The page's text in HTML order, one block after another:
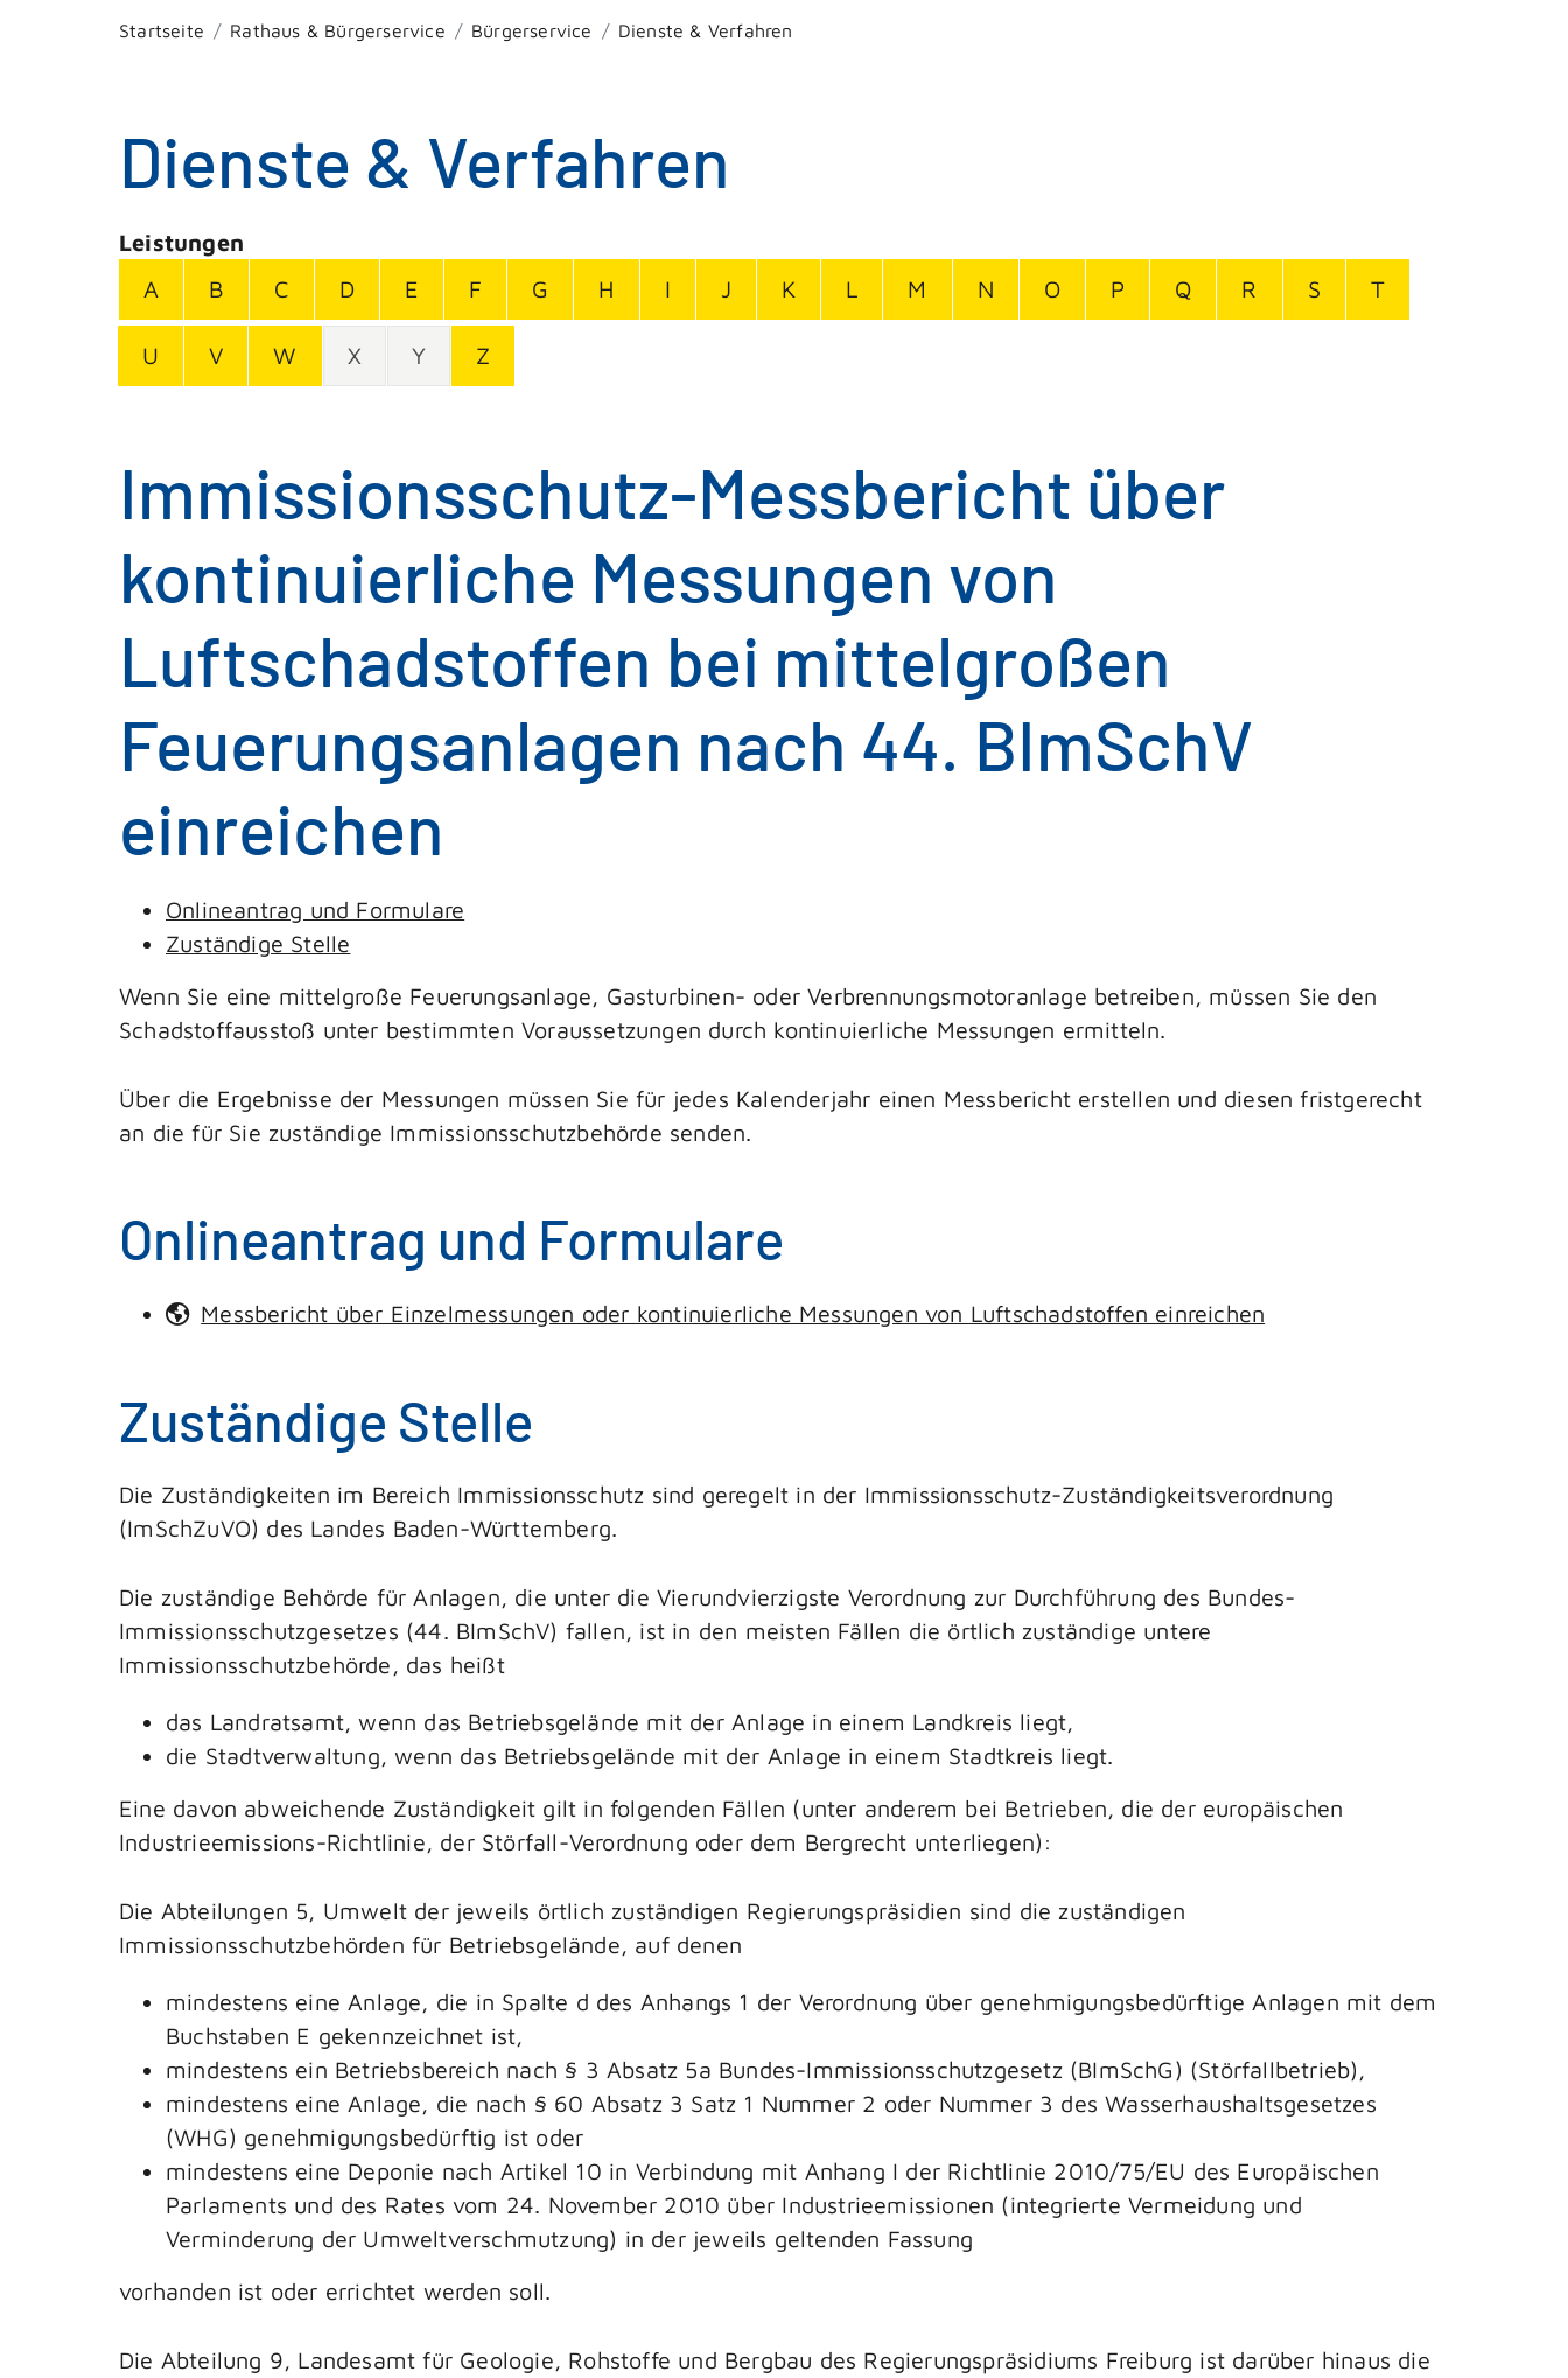
Startseite Rathaus & Bürgerservice Bürgerservice Dienste & Verfahren
Dienste & Verfahren
Leistungen
A
B C D E F G H I J K L M N O P Q R S T
U V W X Y Z
Immissionsschutz-Messbericht über
kontinuierliche Messungen von
Luftschadstoffen bei mittelgroßen
Feuerungsanlagen nach 44. BImSchV
einreichen
Onlineantrag und Formulare
Zuständige Stelle
Wenn Sie eine mittelgroße Feuerungsanlage, Gasturbinen- oder Verbrennungsmotoranlage betreiben, müssen Sie den
Schadstoffausstoß unter bestimmten Voraussetzungen durch kontinuierliche Messungen ermitteln.
Über die Ergebnisse der Messungen müssen Sie für jedes Kalenderjahr einen Messbericht erstellen und diesen fristgerecht
an die für Sie zuständige Immissionsschutzbehörde senden.
Onlineantrag und Formulare
Messbericht über Einzelmessungen oder kontinuierliche Messungen von Luftschadstoffen einreichen
Zuständige Stelle
Die Zuständigkeiten im Bereich Immissionsschutz sind geregelt in der Immissionsschutz-Zuständigkeitsverordnung
(ImSchZuVO) des Landes Baden-Württemberg.
Die zuständige Behörde für Anlagen, die unter die Vierundvierzigste Verordnung zur Durchführung des Bundes-
Immissionsschutzgesetzes (44. BImSchV) fallen, ist in den meisten Fällen die örtlich zuständige untere
Immissionsschutzbehörde, das heißt
das Landratsamt, wenn das Betriebsgelände mit der Anlage in einem Landkreis liegt,
die Stadtverwaltung, wenn das Betriebsgelände mit der Anlage in einem Stadtkreis liegt.
Eine davon abweichende Zuständigkeit gilt in folgenden Fällen (unter anderem bei Betrieben, die der europäischen
Industrieemissions-Richtlinie, der Störfall-Verordnung oder dem Bergrecht unterliegen):
Die Abteilungen 5, Umwelt der jeweils örtlich zuständigen Regierungspräsidien sind die zuständigen
Immissionsschutzbehörden für Betriebsgelände, auf denen
mindestens eine Anlage, die in Spalte d des Anhangs 1 der Verordnung über genehmigungsbedürftige Anlagen mit dem
Buchstaben E gekennzeichnet ist,
mindestens ein Betriebsbereich nach § 3 Absatz 5a Bundes-Immissionsschutzgesetz (BImSchG) (Störfallbetrieb),
mindestens eine Anlage, die nach § 60 Absatz 3 Satz 1 Nummer 2 oder Nummer 3 des Wasserhaushaltsgesetzes
(WHG) genehmigungsbedürftig ist oder
mindestens eine Deponie nach Artikel 10 in Verbindung mit Anhang I der Richtlinie 2010/75/EU des Europäischen
Parlaments und des Rates vom 24. November 2010 über Industrieemissionen (integrierte Vermeidung und
Verminderung der Umweltverschmutzung) in der jeweils geltenden Fassung
vorhanden ist oder errichtet werden soll.
Die Abteilung 9, Landesamt für Geologie, Rohstoffe und Bergbau des Regierungspräsidiums Freiburg ist darüber hinaus die